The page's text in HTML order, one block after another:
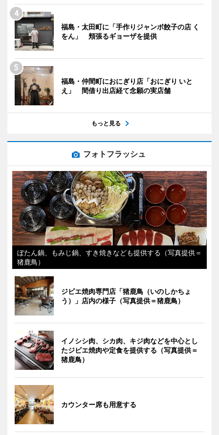
福島・太田町に「手作りジャンボ餃子の店 く
をん」 頬張るギョーザを提供
福島・仲間町におにぎり店「おにぎり いと
え」 間借り出店経て念願の実店舗
もっと見る
フォトフラッシュ
ぼたん鍋、もみじ鍋、すき焼きなども提供する（写真提供＝
猪鹿鳥）
ジビエ焼肉専門店「猪鹿鳥（いのしかちょ
う）」店内の様子（写真提供＝猪鹿鳥）
イノシシ肉、シカ肉、キジ肉などを中心とし
たジビエ焼肉や定食を提供する（写真提供＝
猪鹿鳥）
カウンター席も用意する